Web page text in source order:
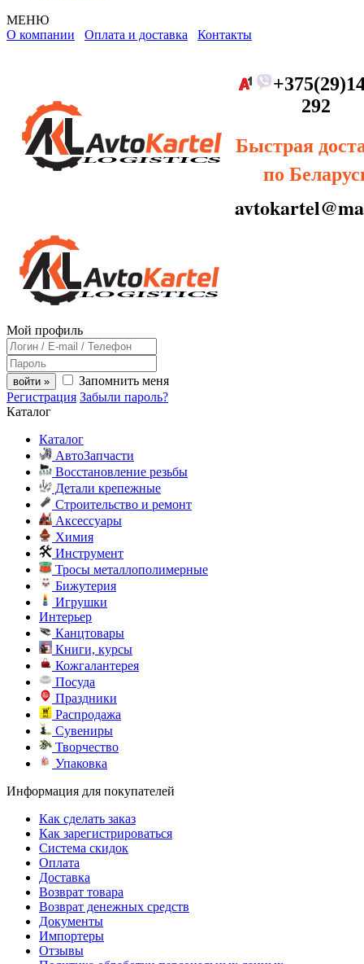
МЕНЮ
О компании Оплата и доставка Контакты
292
Быстрая
по
Мой профиль
войти »
Запомнить меня
Регистрация Забыли пароль?
Каталог
Каталог
АвтоЗапчасти
Восстановление резьбы
Детали крепежные
Строительство и ремонт
Аксессуары
Химия
Инструмент
Тросы металлополимерные
Бижутерия
Игрушки
Интерьер
Канцтовары
Книги, курсы
Кожгалантерея
Посуда
Праздники
Распродажа
Сувениры
Творчество
Упаковка
Информация для покупателей
Как сделать заказ
Как зарегистрироваться
Система скидок
Оплата
Доставка
Возврат товара
Возврат денежных средств
Документы
Импортеры
Отзывы